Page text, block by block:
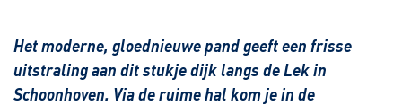
Het moderne, gloednieuwe pand geeft een frisse
uitstraling aan dit stukje dijk langs de Lek in
Schoonhoven. Via de ruime hal kom je in de